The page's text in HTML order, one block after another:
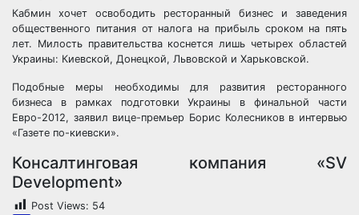
Кабмин хочет освободить ресторанный бизнес и заведения
общественного питания от налога на прибыль сроком на пять
лет. Милость правительства коснется лишь четырех областей
Украины: Киевской, Донецкой, Львовской и Харьковской.
Подобные меры необходимы для развития ресторанного
бизнеса в рамках подготовки Украины в финальной части
Евро-2012, заявил вице-премьер Борис Колесников в интервью
«Газете по-киевски».
Консалтинговая компания «SV
Development»
Post Views: 54